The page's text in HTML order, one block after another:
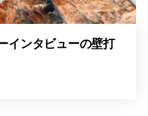
インタビューの壁打